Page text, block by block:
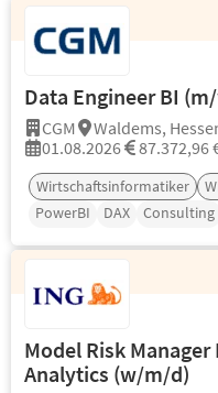
Data Engineer BI
CGM Waldems,
01.08.2026
87.372,96
Wirtschaftsinformatiker
PowerBI
DAX Consulting
Model Risk
Analytics (w/m/d)